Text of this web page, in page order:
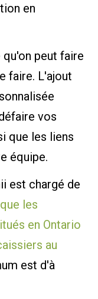
en
qu'on peut faire
faire. L'ajout
vos
que les liens
équipe.
est chargé de
les
en Ontario
au
est d'à